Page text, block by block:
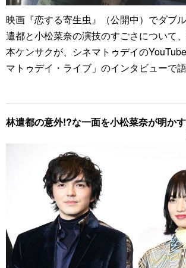
映画『恋する寄生虫』（公開中）でダブ
遣都と小松菜奈の演技のすごさについて
本ケンサクが、シネマトゥデイの
マトゥデイ・ライブ」のインタビューで語
林遣都の意外!?な一面を小松菜奈が明かす